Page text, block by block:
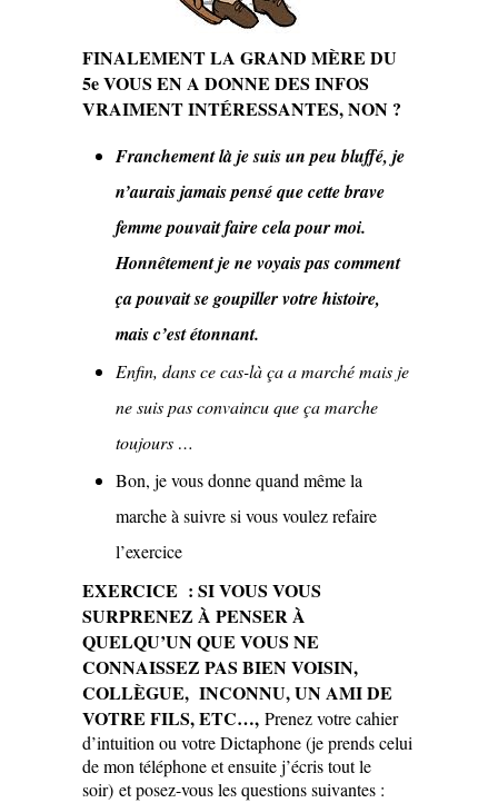
FINALEMENT LA GRAND MÈRE DU
5e VOUS EN A DONNE DES INFOS
VRAIMENT INTÉRESSANTES, NON ?
Franchement là je suis un peu bluffé, je
n’aurais jamais pensé que cette brave
femme pouvait faire cela pour moi.
Honnêtement je ne voyais pas comment
ça pouvait se goupiller votre histoire,
mais c’est étonnant.
Enfin, dans ce cas-là ça a marché mais je
ne suis pas convaincu que ça marche
toujours …
Bon, je vous donne quand même la
marche à suivre si vous voulez refaire
l’exercice
EXERCICE : SI VOUS VOUS
SURPRENEZ À PENSER À
QUELQU’UN QUE VOUS NE
CONNAISSEZ PAS BIEN VOISIN,
COLLÈGUE, INCONNU, UN AMI DE
VOTRE FILS, ETC…, Prenez votre cahier
d’intuition ou votre Dictaphone (je prends celui
de mon téléphone et ensuite j’écris tout le
soir) et posez-vous les questions suivantes :